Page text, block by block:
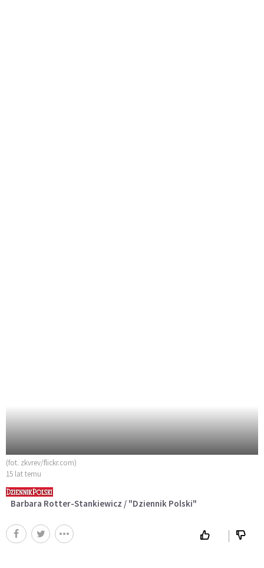
(fot. zkvrev/flickr.com)
15 lat temu
Barbara Rotter-Stankiewicz / "Dziennik Polski"